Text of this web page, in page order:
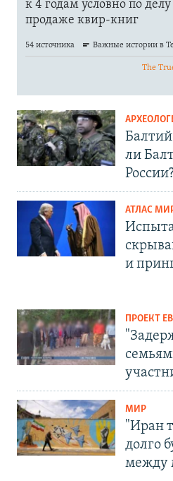
ли
АТЛАС
и
ПРОЕКТ
МИР
"Иран
долго
между